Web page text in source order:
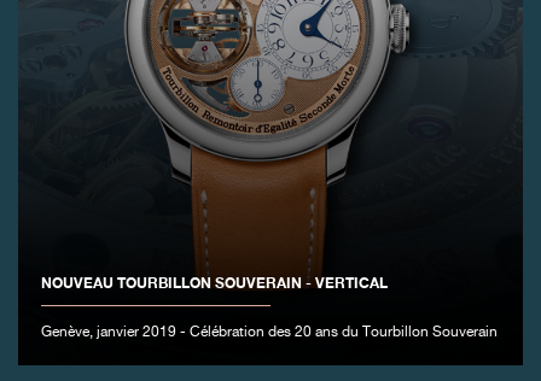
NOUVEAU TOURBILLON SOUVERAIN - VERTICAL
Genève, janvier 2019 - Célébration des 20 ans du Tourbillon Souverain